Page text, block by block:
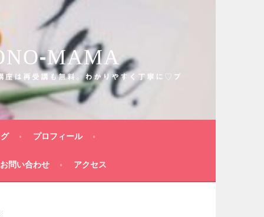
MAMA
座は再受講も無料。わかりやすく丁寧に♡プ
プロフィール
問い合わせ アクセス